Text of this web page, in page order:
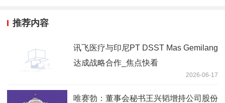
推荐内容
讯飞医疗与印尼PT DSST Mas Gemilang
达成战略合作_焦点快看
2026-06-17
唯赛勃：董事会秘书王兴韬增持公司股份